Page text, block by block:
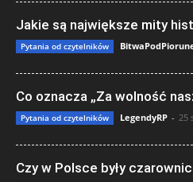
Jakie są największe mity
Pytania od czytelników
Co oznacza „Za wolność
Pytania od czytelników LegendyRP - 25
Czy w Polsce były